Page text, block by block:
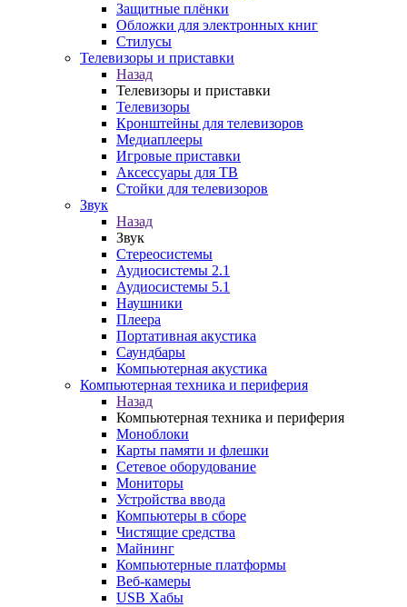
Защитные плёнки
Обложки для электронных книг
Стилусы
Телевизоры и приставки
Назад
Телевизоры и приставки
Телевизоры
Кронштейны для телевизоров
Медиаплееры
Игровые приставки
Аксессуары для ТВ
Стойки для телевизоров
Звук
Назад
Звук
Стереосистемы
Аудиосистемы 2.1
Аудиосистемы 5.1
Наушники
Плеера
Портативная акустика
Саундбары
Компьютерная акустика
Компьютерная техника и периферия
Назад
Компьютерная техника и периферия
Моноблоки
Карты памяти и флешки
Сетевое оборудование
Мониторы
Устройства ввода
Компьютеры в сборе
Чистящие средства
Майнинг
Компьютерные платформы
Веб-камеры
USB Хабы